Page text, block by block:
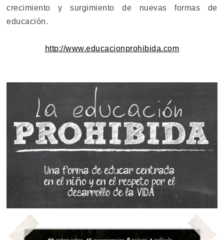
crecimiento y surgimiento de nuevas formas de
educación.
http://www.educacionprohibida.com